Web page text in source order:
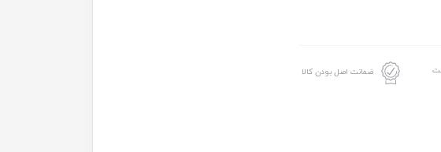
ضمانت اصل بودن کالا